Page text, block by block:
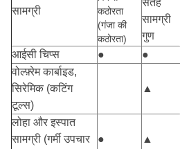
सामग्री
कठोरता
(गंजा की
कठोरता)
सतह
सामग्री
गुण
आईसी चिप्स ●
●
वोल्फ़्रेम कार्बाइड,
सिरेमिक (कटिंग
टूल्स)
▲
लोहा और इस्पात
सामग्री (गर्मी उपचार
● ▲